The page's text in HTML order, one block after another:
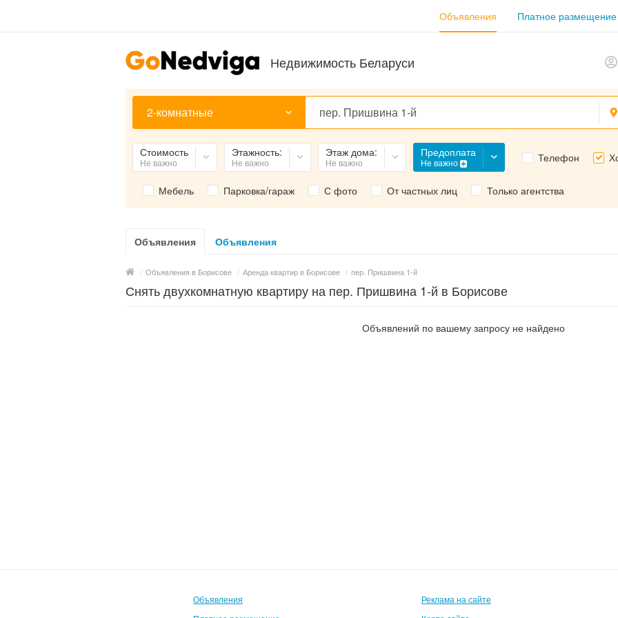
Объявления Платное размещение
Недвижимость Беларуси
2-комнатные
Стоимость
Не важно
Этажность:
Не важно
Этаж дома:
Не важно
Предоплата
Не важно Телефон
Мебель Парковка/гараж С фото От частных лиц Только агентства
Объявления Объявления
/ Объявления в Борисове / Аренда квартир в Борисове / пер. Пришвина 1-й
Снять двухкомнатную квартиру на пер. Пришвина 1-й в Борисове
Объявлений по вашему запросу не найдено
Объявления
Реклама на сайте